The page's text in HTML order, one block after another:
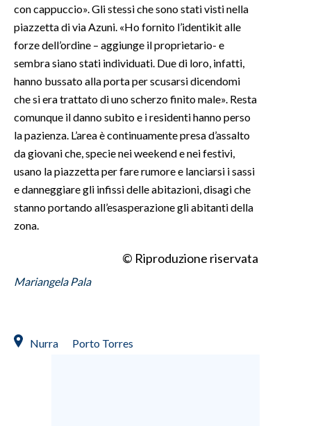
con cappuccio». Gli stessi che sono stati visti nella
piazzetta di via Azuni. «Ho fornito l’identikit alle
forze dell’ordine – aggiunge il proprietario- e
sembra siano stati individuati. Due di loro, infatti,
hanno bussato alla porta per scusarsi dicendomi
che si era trattato di uno scherzo finito male». Resta
comunque il danno subito e i residenti hanno perso
la pazienza. L’area è continuamente presa d’assalto
da giovani che, specie nei weekend e nei festivi,
usano la piazzetta per fare rumore e lanciarsi i sassi
e danneggiare gli infissi delle abitazioni, disagi che
stanno portando all’esasperazione gli abitanti della
zona.
© Riproduzione riservata
Mariangela Pala
Nurra Porto Torres